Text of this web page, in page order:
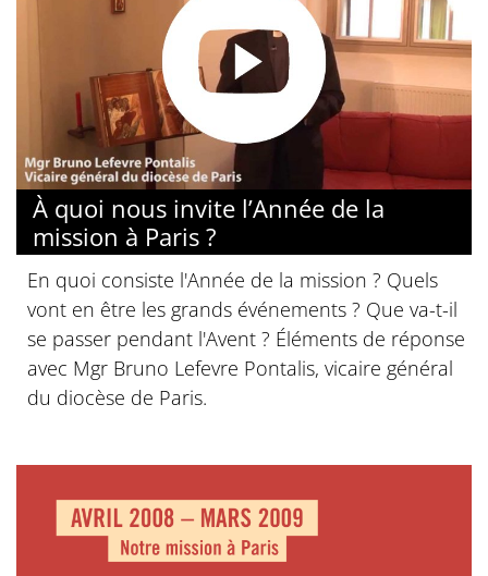
À quoi nous invite l’Année de la
mission à Paris ?
En quoi consiste l'Année de la mission ? Quels
vont en être les grands événements ? Que va-t-il
se passer pendant l'Avent ? Éléments de réponse
avec Mgr Bruno Lefevre Pontalis, vicaire général
du diocèse de Paris.